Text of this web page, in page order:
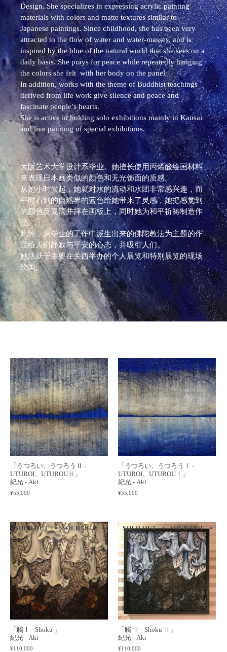
Design. She specializes in expressing acrylic painting
materials with colors and matte textures similar to
Japanese paintings. Since childhood, she has been very
attracted to the flow of water and water-masses, and is
inspired by the blue of the natural world that she sees on a
daily basis. She prays for peace while repeatedly hanging
the colors she felt with her body on the panel.
In addition, works with the theme of Buddhist teachings
derived from life work give silence and peace and
fascinate people’s hearts.
She is active in holding solo exhibitions mainly in Kansai
and live painting of special exhibitions.
大阪艺术大学设计系毕业。她擅长使用丙烯酸绘画材料
来表现日本画类似的颜色和无光饰面的质感。
从她小时候起，她就对水的流动和水团非常感兴趣，而
平时看到的自然界的蓝色给她带来了灵感，她把感觉到
的颜色反复滴并摔在画板上，同时她为和平祈祷制造作
品。
此外，从毕生的工作中派生出来的佛陀教法为主题的作
品给人们静寂与平安的心态，并吸引人们。
她活跃于主要在关西举办的个人展览和特别展览的现场
绘画。
「うつろい、うつろうⅡ -
UTUROI、UTUROUⅡ」
紀光 - Aki
¥55,000
「うつろい、うつろうⅠ -
UTUROI、UTUROUⅠ」
紀光 - Aki
¥55,000
SOLD OUT SOLD OUT SOLD OUT SOLD OUT SOLD
「觸Ⅰ - Shoku 」
紀光 - Aki
¥110,000
SOLD OUT SOLD OUT
「觸 Ⅱ - Shoku Ⅱ」
紀光 - Aki
¥110,000